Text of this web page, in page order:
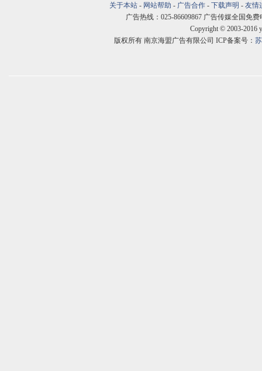
关于本站 - 网站帮助 - 广告合作 - 下载声明 - 友情
广告热线：025-86609867 广告传媒全国免费
Copyright © 2003-2016
版权所有 南京海盟广告有限公司 ICP备案号：